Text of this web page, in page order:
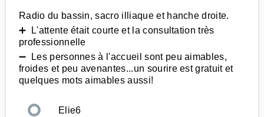
Radio du bassin, sacro illiaque et hanche droite.
➕ L'attente était courte et la consultation très
professionnelle
➖ Les personnes à l'accueil sont peu aimables,
froides et peu avenantes...un sourire est gratuit et
quelques mots aimables aussi!
Elie6